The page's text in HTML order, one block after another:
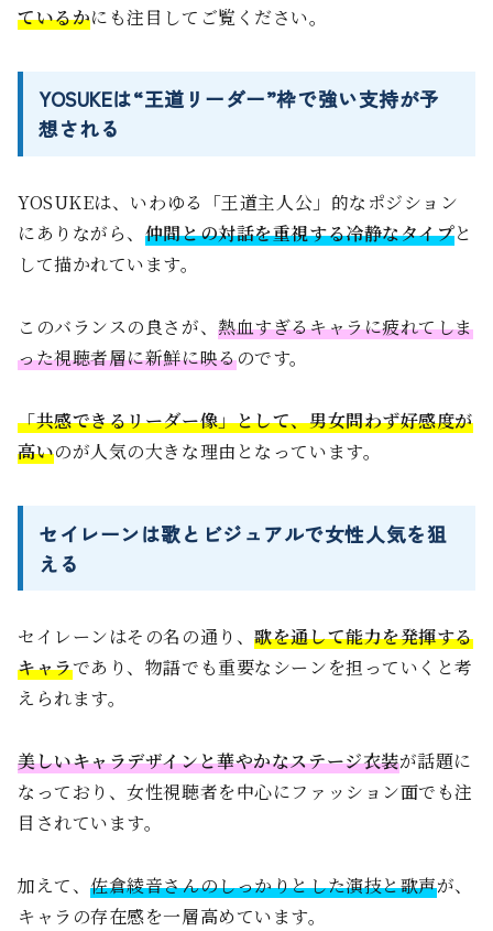
ているかにも注目してご覧ください。
YOSUKEは“王道リーダー”枠で強い支持が予
想される
YOSUKEは、いわゆる「王道主人公」的なポジション
にありながら、 仲間との対話を重視する冷静なタイプと
して描かれています。
このバランスの良さが、熱血すぎるキャラに疲れてしま
った視聴者層に新鮮に映るのです。
「共感できるリーダー像」として、男女問わず好感度が
高いのが人気の大きな理由となっています。
セイレーンは歌とビジュアルで女性人気を狙
える
セイレーンはその名の通り、歌を通して能力を発揮する
キャラであり、物語でも重要なシーンを担っていくと考
えられます。
美しいキャラデザインと華やかなステージ衣装が話題に
なっており、女性視聴者を中心にファッション面でも注
目されています。
加えて、佐倉綾音さんのしっかりとした演技と歌声が、
キャラの存在感を一層高めています。